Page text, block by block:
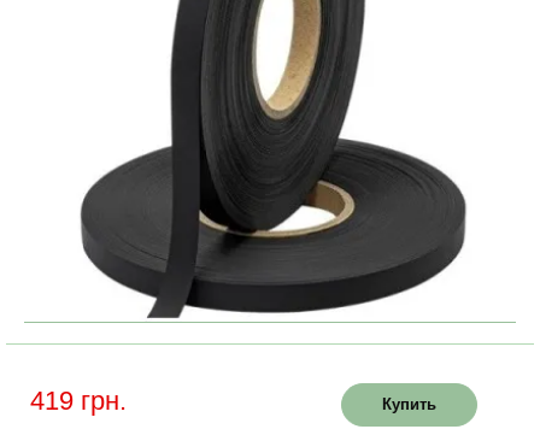
419 грн. Купить